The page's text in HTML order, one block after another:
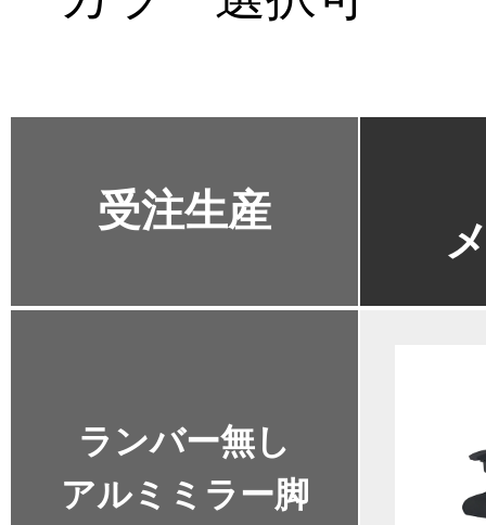
受注生産
ランバー無し
アルミミラー脚